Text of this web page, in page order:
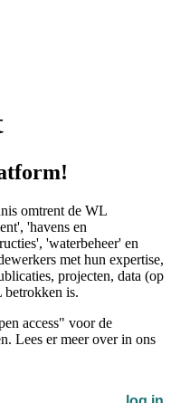
omtrent de WL
'havens en
'waterbeheer' en
met hun expertise,
projecten, data (op
betrokken is.
access" voor de
Lees er meer over in ons